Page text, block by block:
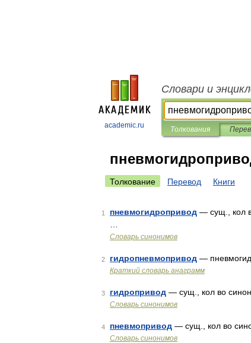
academic.ru
Словари и
Толкования
Толкование Перевод Книги
1 пневмогидропривод — сущ., кол
Словарь синонимов
2 гидропневмопривод —
Краткий словарь анаграмм
3 гидропривод — сущ., кол во
Словарь синонимов
4 пневмопривод — сущ., кол во
Словарь синонимов